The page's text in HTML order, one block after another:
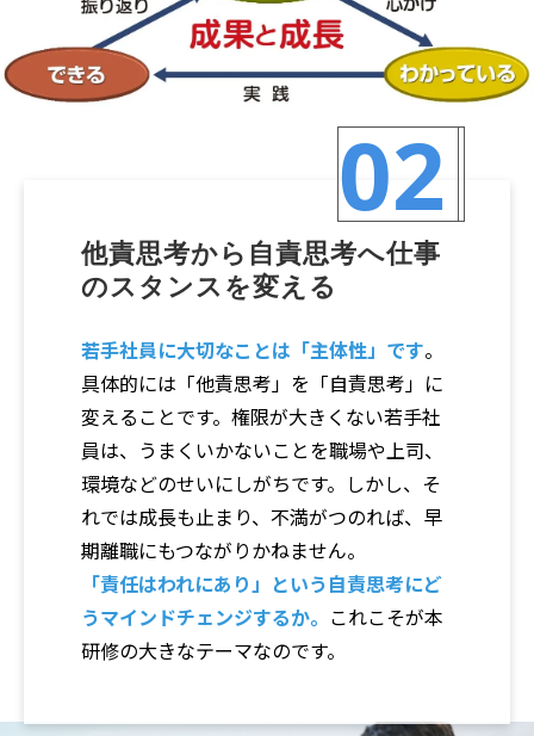
02
他責思考から自責思考へ仕事
のスタンスを変える
若手社員に大切なことは「主体性」です。
具体的には「他責思考」を「自責思考」に
変えることです。権限が大きくない若手社
員は、うまくいかないことを職場や上司、
環境などのせいにしがちです。しかし、そ
れでは成長も止まり、不満がつのれば、早
期離職にもつながりかねません。
「責任はわれにあり」という自責思考にど
うマインドチェンジするか。 これこそが本
研修の大きなテーマなのです。